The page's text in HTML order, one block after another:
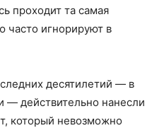
проходит та самая
часто игнорируют в
десятилетий — в
— действительно нанесли
который невозможно